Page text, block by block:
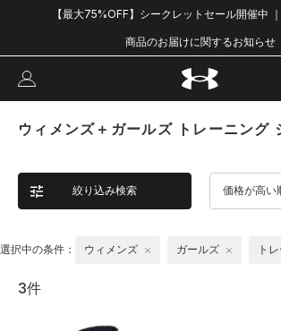
【最大75%OFF】シークレットセール開催中
商品のお届けに関するお知らせ
ウィメンズ＋ガールズ トレーニング
絞り込み検索 価格が高い
選択中の条件： ウィメンズ ガールズ ト
3件